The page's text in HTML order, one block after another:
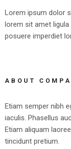
Lorem ipsum dolor
lorem sit amet
posuere imperdiet
ABOUT
Etiam semper nibh
iaculis. Phasellus
Etiam aliquam
tincidunt pretium.